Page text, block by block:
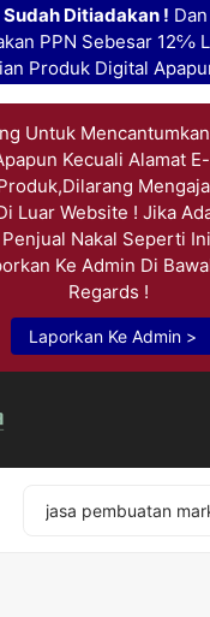
Sudah Ditiadakan !
PPN Sebesar 12℅
Produk Digital
Untuk
Kecuali Alamat
Luar Website ! Jika
Nakal Seperti
Ke Admin Di
Regards !
Laporkan Ke Admin >